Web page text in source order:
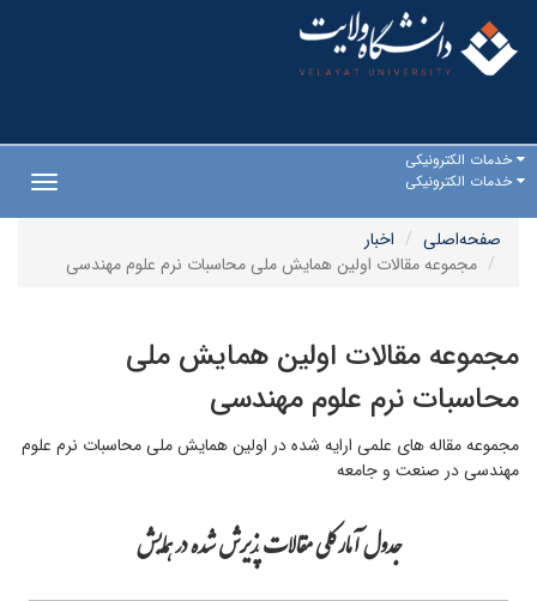
خدمات الکترونیکی
خدمات الکترونیکی
صفحه‌اصلی
اخبار
مجموعه مقالات اولین همایش ملی محاسبات نرم علوم مهندسی
مجموعه مقالات اولین همایش ملی
محاسبات نرم علوم مهندسی
مجموعه مقاله های علمی ارایه شده در اولین همایش ملی محاسبات نرم علوم
مهندسی در صنعت و جامعه
جدول آمارکلی مقالات پذیرش شده در همایش